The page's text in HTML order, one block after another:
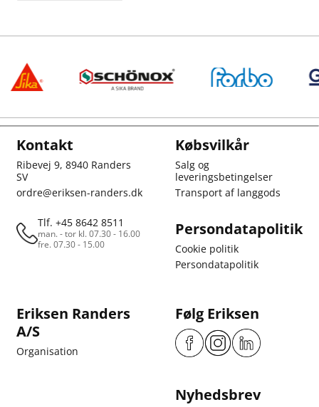
Kontakt
Ribevej 9, 8940 Randers
SV
ordre@eriksen-randers.dk
Tlf. +45 8642 8511
man. - tor kl. 07.30 - 16.00
fre. 07.30 - 15.00
Købsvilkår
Salg og
leveringsbetingelser
Transport af langgods
Persondatapolitik
Cookie politik
Persondatapolitik
Eriksen Randers
A/S
Organisation
Følg Eriksen
Nyhedsbrev